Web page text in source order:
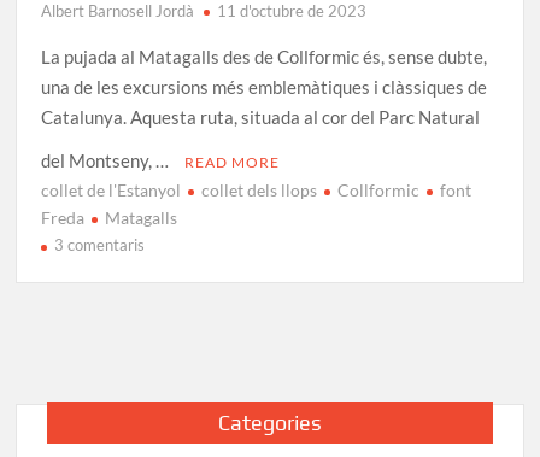
Albert Barnosell Jordà 11 d'octubre de 2023
La pujada al Matagalls des de Collformic és, sense dubte,
una de les excursions més emblemàtiques i clàssiques de
Catalunya. Aquesta ruta, situada al cor del Parc Natural
del Montseny, …
READ MORE
collet de l'Estanyol collet dels llops Collformic
font
Freda
Matagalls
3 comentaris
Collformic:
Categories